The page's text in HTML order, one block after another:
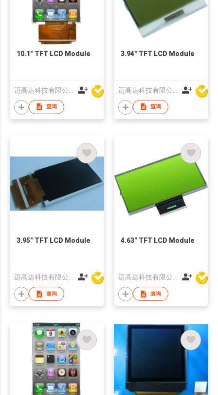
10.1" TFT LCD Module
查询
3.94" TFT LCD Module
查询
3.95" TFT LCD Module
迈高达科技有限公司
查询
4.63" TFT LCD Module
迈高达科技有限公司
查询